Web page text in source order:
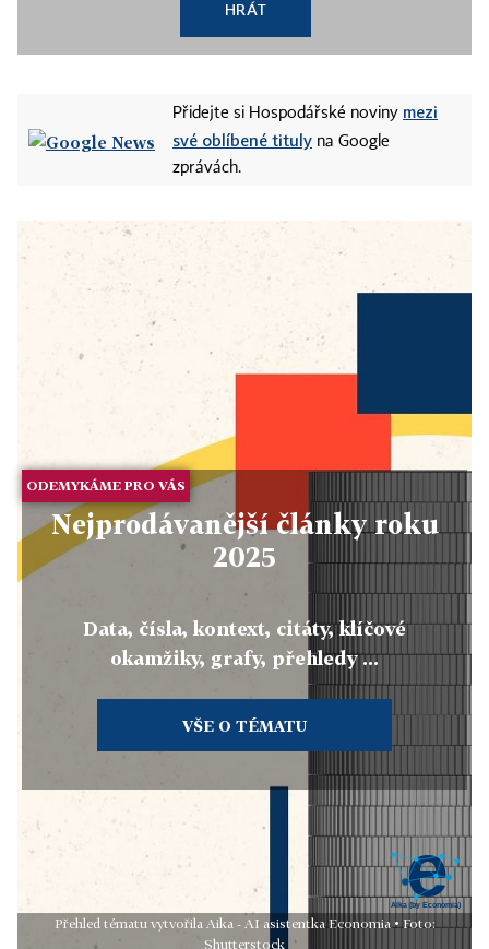
HRÁT
Přidejte si Hospodářské noviny mezi
své oblíbené tituly na Google
zprávách.
ODEMYKÁME PRO VÁS
Nejprodávanější články roku
2025
Data, čísla, kontext, citáty, klíčové
okamžiky, grafy, přehledy ...
VŠE O TÉMATU
Přehled tématu vytvořila Aika - AI asistentka Economia • Foto:
Shutterstock